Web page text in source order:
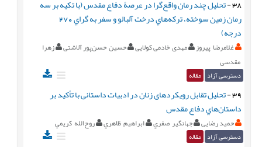
38
-تحلیل چند رمان واقع‌گرا در عرصۀ دفاع مقدس (با تكيه بر سه
رمان زمين سوخته، تركه‌هاي درخت آلبالو و سفر به گراي 270
درجه)
غلامرضا پیروز مهدی خادمی کولایی حسین حسن‌پور آلاشتی
زهرا
مقدسی
دسترسی آزاد مقاله
39
-تحليل تقابل رویکردهای زنان در ادبیات داستانی با تأكيد بر
داستان‌هاي دفاع مقدس
حمید رضایی جهانگير صفري ابراهيم ظاهري روح‌الله كريمي
دسترسی آزاد مقاله